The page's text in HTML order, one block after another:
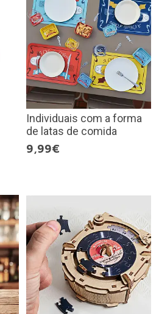
Individuais com a forma
de latas de comida
9,99€